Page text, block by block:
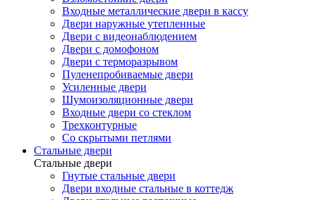
Входные металлические двери в кассу
Двери наружные утепленные
Двери с видеонаблюдением
Двери с домофоном
Двери с терморазрывом
Пуленепробиваемые двери
Усиленные двери
Шумоизоляционные двери
Входные двери со стеклом
Трехконтурные
Со скрытыми петлями
Стальные двери
Стальные двери
Гнутые стальные двери
Двери входные стальные в коттедж